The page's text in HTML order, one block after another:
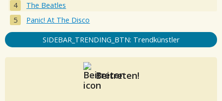
The Beatles
Panic! At The Disco
SIDEBAR_TRENDING_BTN: Trendkünstler
Beitreten!